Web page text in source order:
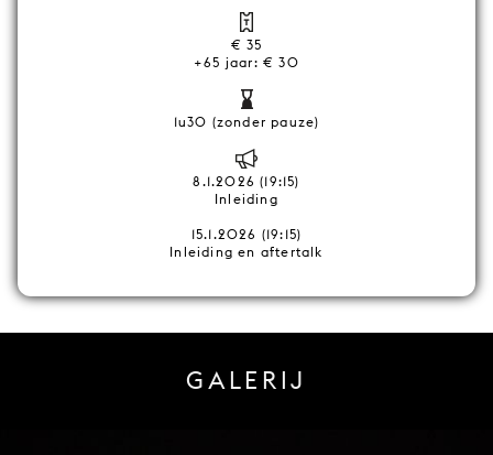
€ 35
+65 jaar: € 30
1u30 (zonder pauze)
8.1.2026 (19:15)
Inleiding
15.1.2026 (19:15)
Inleiding en aftertalk
GALERIJ